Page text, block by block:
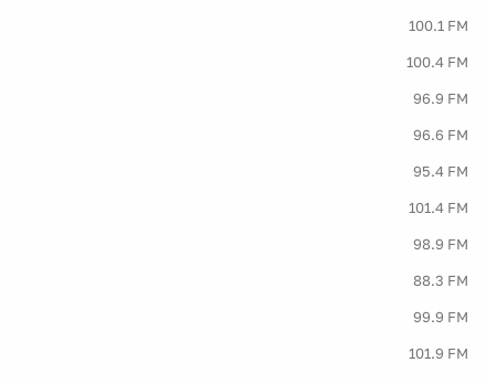
100.1 FM
100.4 FM
96.9 FM
96.6 FM
95.4 FM
101.4 FM
98.9 FM
88.3 FM
99.9 FM
101.9 FM